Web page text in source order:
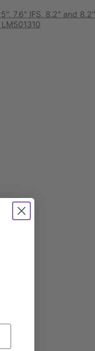
7.6" IFS, 8.2" and 8.2"